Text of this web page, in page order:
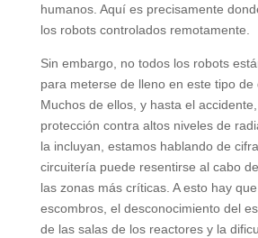
humanos. Aquí es precisamente
los robots controlados remotamente.
Sin embargo, no todos los robots
para meterse de lleno en este tipo de
Muchos de ellos, y hasta el
protección contra altos niveles de
la incluyan, estamos hablando de
circuitería puede resentirse al cabo
las zonas más críticas. A esto hay
escombros, el desconocimiento del
de las salas de los reactores y la